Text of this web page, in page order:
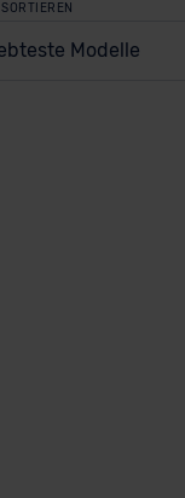
Modelle